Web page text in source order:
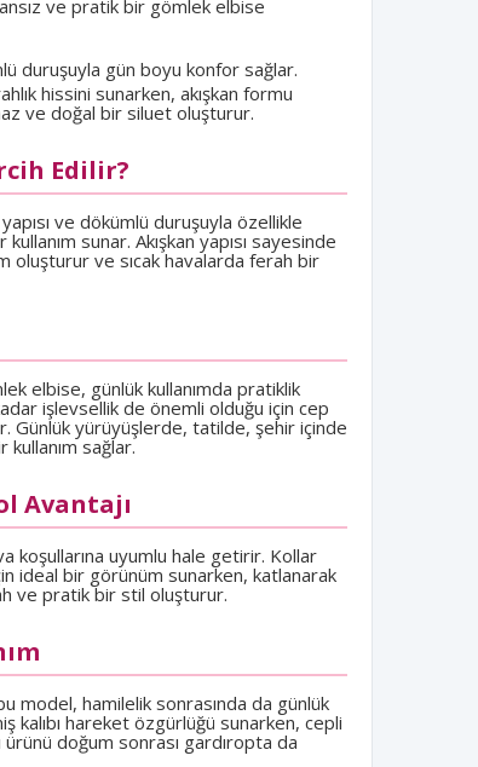
ve pratik bir gömlek elbise
duruşuyla gün boyu konfor sağlar.
hissini sunarken, akışkan formu
ve doğal bir siluet oluşturur.
Edilir?
ve dökümlü duruşuyla özellikle
sunar. Akışkan yapısı sayesinde
oluşturur ve sıcak havalarda ferah bir
elbise, günlük kullanımda pratiklik
işlevsellik de önemli olduğu için cep
Günlük yürüyüşlerde, tatilde, şehir içinde
sağlar.
Avantajı
koşullarına uyumlu hale getirir. Kollar
ideal bir görünüm sunarken, katlanarak
ve pratik bir stil oluşturur.
model, hamilelik sonrasında da günlük
kalıbı hareket özgürlüğü sunarken, cepli
ürünü doğum sonrası gardıropta da